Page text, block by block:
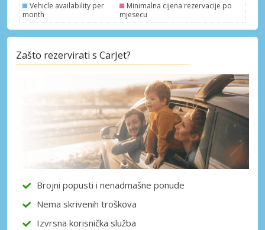
Pristupite ekskluzivnim ponudama naših
dobavljača
Prijava putem eLinka
Vehicle availability per
month
Minimalna cijena rezervacije po
mjesecu
Zašto rezervirati s CarJet?
Brojni popusti i nenadmašne ponude
Nema skrivenih troškova
Izvrsna korisnička služba